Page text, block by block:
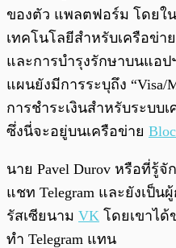
ของตัว แพลตฟอร์ม โดยใ
เทคโนโลยีสำหรับเครือข่
และการบำรุงรักษาบนแอป
แผนยังมีการระบุถึง “Visa/
การชำระเงินสำหรับระบบเ
ซึ่งนี่จะอยู่บนเครือข่าย
นาย Pavel Durov หรือที่รู้
แชท Telegram และยังเป็น
รัสเซียนาม VK โดยเขาได้
ทำ Telegram แทน